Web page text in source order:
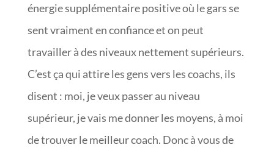
énergie supplémentaire positive où le gars se
sent vraiment en confiance et on peut
travailler à des niveaux nettement supérieurs.
C’est ça qui attire les gens vers les coachs, ils
disent : moi, je veux passer au niveau
supérieur, je vais me donner les moyens, à moi
de trouver le meilleur coach. Donc à vous de